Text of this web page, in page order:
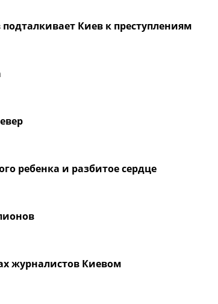
Киев к преступлениям
ребенка и разбитое сердце
журналистов Киевом